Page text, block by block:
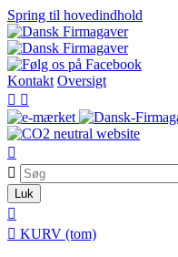
Spring til hovedindhold
Kontakt Oversigt
 


Luk

 KURV (tom)